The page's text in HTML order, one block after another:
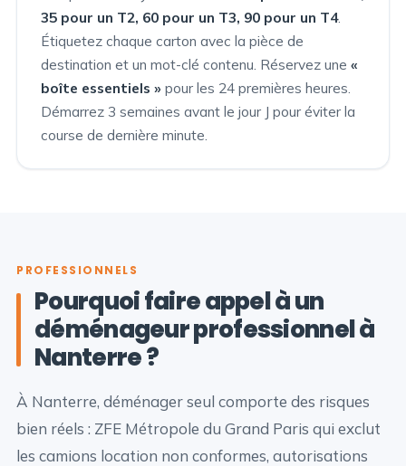
35 pour un T2, 60 pour un T3, 90 pour un T4.
Étiquetez chaque carton avec la pièce de
destination et un mot-clé contenu. Réservez une «
boîte essentiels » pour les 24 premières heures.
Démarrez 3 semaines avant le jour J pour éviter la
course de dernière minute.
PROFESSIONNELS
Pourquoi faire appel à un
déménageur professionnel à
Nanterre ?
À Nanterre, déménager seul comporte des risques
bien réels : ZFE Métropole du Grand Paris qui exclut
les camions location non conformes, autorisations